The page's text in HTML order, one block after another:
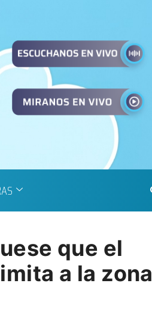
que el
a la zona